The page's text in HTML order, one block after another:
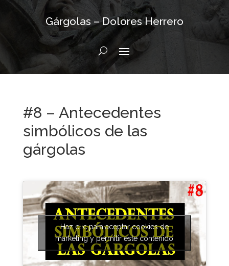
Gárgolas – Dolores Herrero
#8 – Antecedentes
simbólicos de las
gárgolas
Haz clic para aceptar cookies de
marketing y permitir este contenido